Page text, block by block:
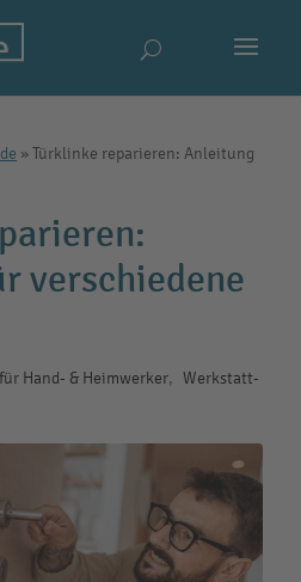
»Türklinke reparieren: Anleitung
verschiedene
Hand- & Heimwerker, Werkstatt-